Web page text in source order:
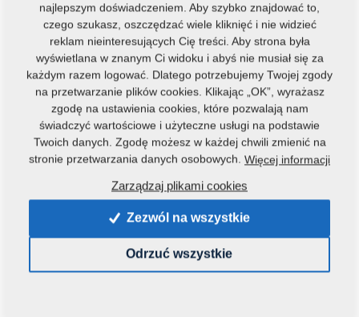
Kod produktu: m00619
Tą część można zastosować również w maszynach:
KOMPAKTOMAT
0,1330 Kg
najlepszym doświadczeniem. Aby szybko znajdować to,
czego szukasz, oszczędzać wiele kliknięć i nie widzieć
reklam nieinteresujących Cię treści. Aby strona była
wyświetlana w znanym Ci widoku i abyś nie musiał się za
każdym razem logować. Dlatego potrzebujemy Twojej zgody
na przetwarzanie plików cookies. Klikając „OK”, wyrażasz
zgodę na ustawienia cookies, które pozwalają nam
świadczyć wartościowe i użyteczne usługi na podstawie
Twoich danych. Zgodę możesz w każdej chwili zmienić na
stronie przetwarzania danych osobowych. Więcej informacji
Zarządzaj plikami cookies
Zezwól na wszystkie
Odrzuć wszystkie